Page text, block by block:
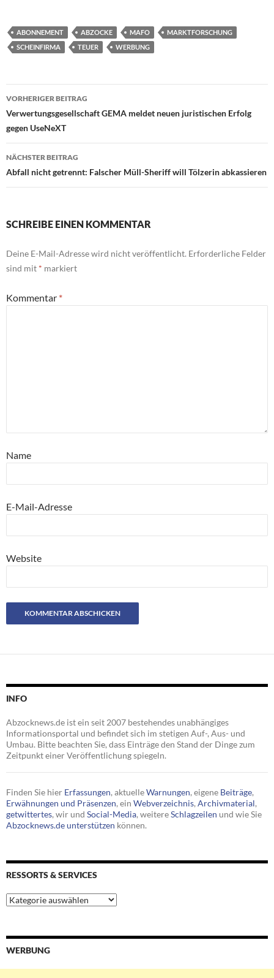
ABONNEMENT ABZOCKE MAFO
MARKTFORSCHUNG
SCHEINFIRMA
TEUER WERBUNG
Beitragsnavigation
VORHERIGER BEITRAG
Verwertungsgesellschaft GEMA meldet neuen juristischen Erfolg
gegen UseNeXT
NÄCHSTER BEITRAG
Abfall nicht getrennt: Falscher Müll-Sheriff will Tölzerin abkassieren
SCHREIBE EINEN KOMMENTAR
Deine E-Mail-Adresse wird nicht veröffentlicht. Erforderliche Felder
sind mit * markiert
Kommentar *
Name
E-Mail-Adresse
Website
INFO
Abzocknews.de ist ein seit 2007 bestehendes unabhängiges
Informationsportal und befindet sich im stetigen Auf-, Aus- und
Umbau. Bitte beachten Sie, dass Einträge den Stand der Dinge zum
Zeitpunkt einer Veröffentlichung spiegeln.
Finden Sie hier Erfassungen, aktuelleWarnungen, eigene Beiträge,
Erwähnungen und Präsenzen, ein Webverzeichnis, Archivmaterial,
getwittertes, wir und Social-Media, weitereSchlagzeilen und wie Sie
Abzocknews.de unterstützen können.
RESSORTS & SERVICES
Ressorts
&
WERBUNG